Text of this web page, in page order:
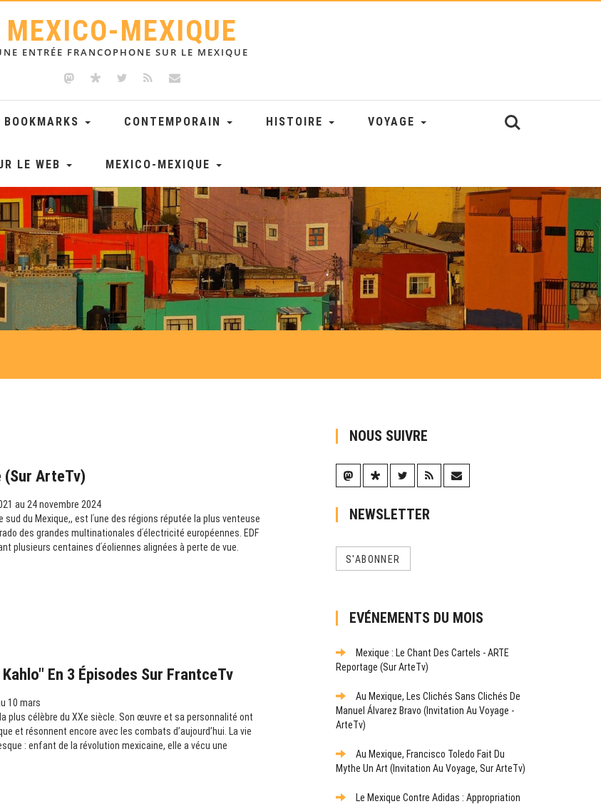
MEXICO-MEXIQUE
ENTRÉE FRANCOPHONE SUR LE MEXIQUE
BOOKMARKS CONTEMPORAIN HISTOIRE VOYAGE
LE WEB MEXICO-MEXIQUE
(sur ArteTv)
au 24 novembre 2024
sud du Mexique,, est lʹune des régions réputée la plus venteuse
des grandes multinationales dʹélectricité européennes. EDF
plusieurs centaines dʹéoliennes alignées à perte de vue.
En 3 Épisodes Sur FrantceTv
10 mars
plus célèbre du XXe siècle. Son œuvre et sa personnalité ont
et résonnent encore avec les combats d’aujourd’hui. La vie
: enfant de la révolution mexicaine, elle a vécu une
NOUS SUIVRE
NEWSLETTER
S'ABONNER
EVÉNEMENTS DU MOIS
Mexique : Le Chant Des Cartels - ARTE
Reportage (sur ArteTv)
Au Mexique, Les Clichés Sans Clichés De
Manuel Álvarez Bravo (Invitation Au Voyage -
ArteTv)
Au Mexique, Francisco Toledo Fait Du
Mythe Un Art (Invitation Au Voyage, Sur ArteTv)
Le Mexique Contre Adidas : Appropriation